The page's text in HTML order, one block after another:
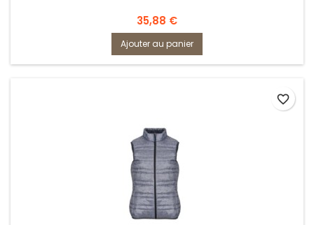
Prix
35,88 €
Ajouter au panier
favorite_border